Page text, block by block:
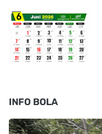
INFO BOLA